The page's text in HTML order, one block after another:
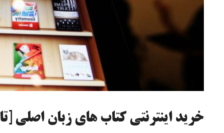
خرید اینترنتی کتاب های زبان اصلی [تا 98% تخفیف]